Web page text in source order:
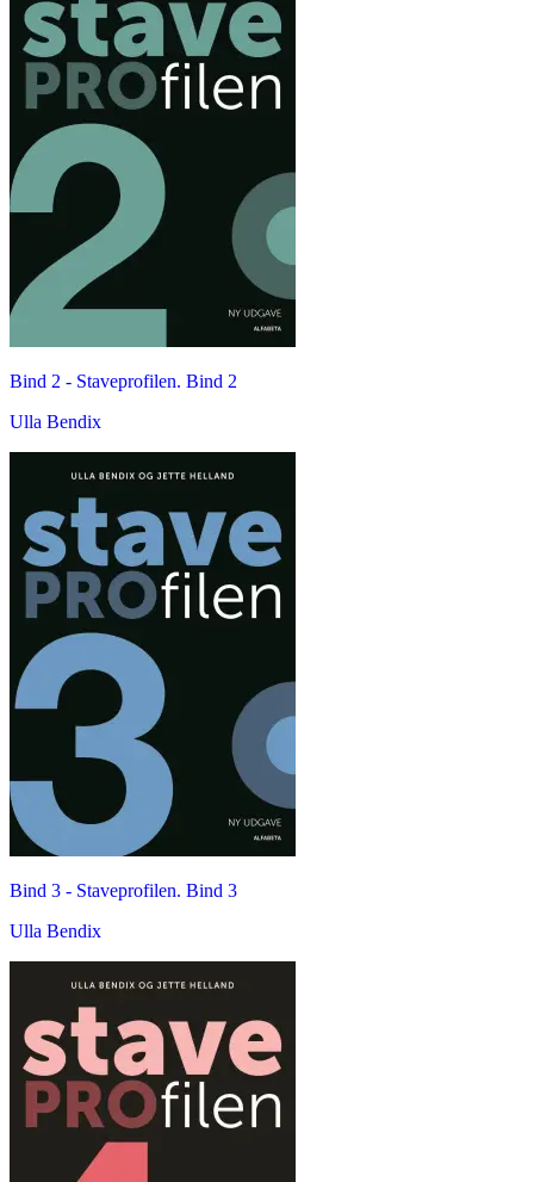
Bind 2 - Staveprofilen. Bind 2
Ulla Bendix
Bind 3 - Staveprofilen. Bind 3
Ulla Bendix